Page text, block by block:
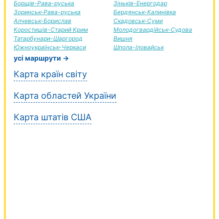
Борщів-Рава-руська
Зоринськ-Рава-руська
Алчевськ-Борислав
Коростишів-Старий Крим
Татарбунари-Шаргород
Южноукраїнськ-Черкаси
Зіньків-Енергодар
Бердянськ-Калинівка
Скадовськ-Суми
Молодогвардійськ-Судова
Вишня
Шпола-Іловайськ
усі маршрути →
Карта країн світу
Карта областей України
Карта штатів США